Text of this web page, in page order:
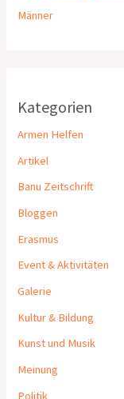
Männer
Kategorien
Armen Helfen
Artikel
Banu Zeitschrift
Bloggen
Erasmus
Event & Aktivitäten
Galerie
Kultur & Bildung
Kunst und Musik
Meinung
Politik